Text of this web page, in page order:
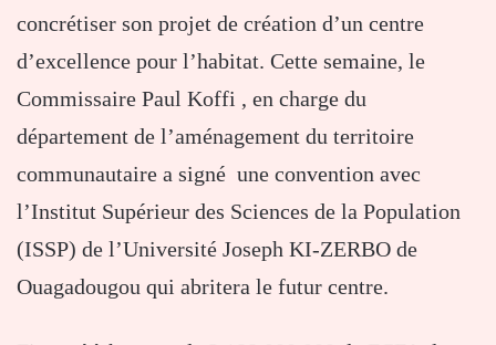
concrétiser son projet de création d’un centre
d’excellence pour l’habitat. Cette semaine, le
Commissaire Paul Koffi , en charge du
département de l’aménagement du territoire
communautaire a signé une convention avec
l’Institut Supérieur des Sciences de la Population
(ISSP) de l’Université Joseph KI-ZERBO de
Ouagadougou qui abritera le futur centre.